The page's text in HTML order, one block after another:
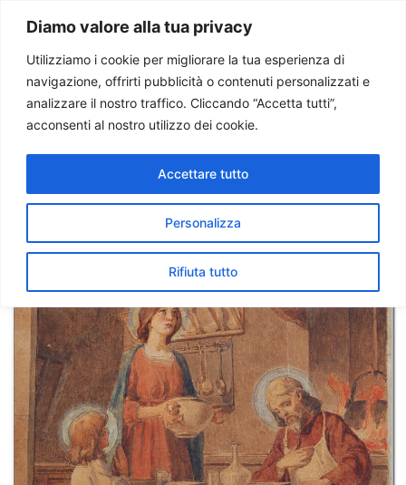
Diamo valore alla tua privacy
Utilizziamo i cookie per migliorare la tua esperienza di
navigazione, offrirti pubblicità o contenuti personalizzati e
analizzare il nostro traffico. Cliccando “Accetta tutti”,
acconsenti al nostro utilizzo dei cookie.
Personalizza
Rifiuta tutto
Accettare tutto
Paolo Ondarza
Tag:Indovina chi
viene a pranzo?
A pranzo con Biagio Biagetti
su Radio Vaticana